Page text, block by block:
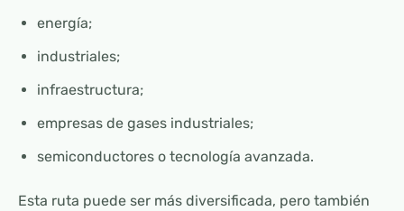
energía;
industriales;
infraestructura;
empresas de gases industriales;
semiconductores o tecnología avanzada.
Esta ruta puede ser más diversificada, pero también